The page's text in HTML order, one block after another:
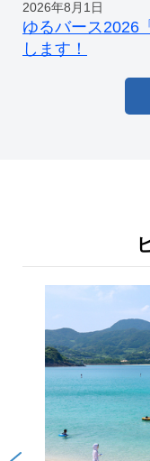
2026年8月1日
ゆるバース2026
します！